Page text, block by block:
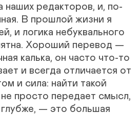
наших редакторов, и, по-
В прошлой жизни я
и логика небуквального
Хороший перевод —
калька, он часто что-то
и всегда отличается от
и сила: найти такой
просто передает смысл,
— это большая